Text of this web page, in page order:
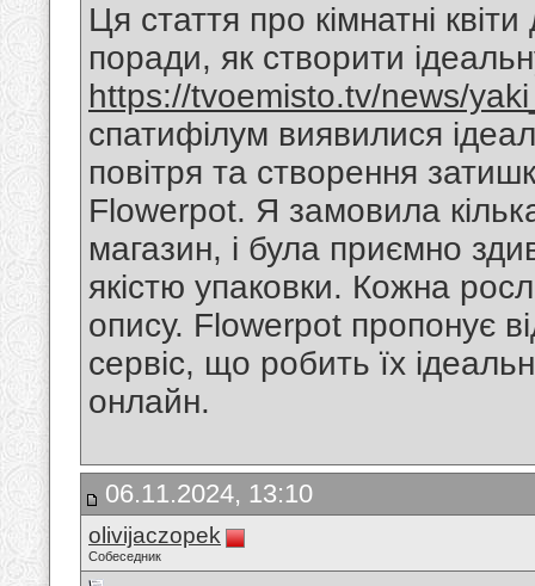
Ця стаття про кімнатні
поради, як створити
https://tvoemisto.tv/news/
спатифілум виявилися
повітря та створення
Flowerpot. Я замовила
магазин, і була приємно
якістю упаковки. Кожна
опису. Flowerpot пропонує
сервіс, що робить їх
онлайн.
06.11.2024, 13:10
olivijaczopek
Собеседник